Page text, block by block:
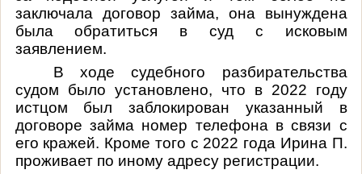
заключала договор займа, она вынуждена
была обратиться в суд с исковым
заявлением.
В ходе судебного разбирательства
судом было установлено, что в 2022 году
истцом был заблокирован указанный в
договоре займа номер телефона в связи с
его кражей. Кроме того с 2022 года Ирина П.
проживает по иному адресу регистрации.